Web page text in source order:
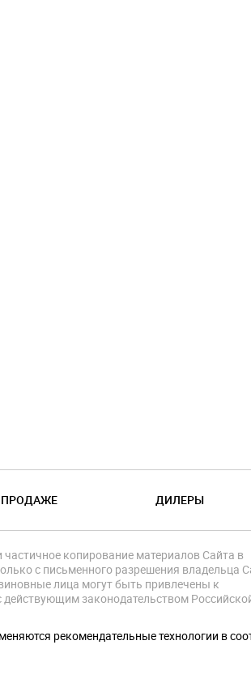
ПРОДАЖЕ ДИЛЕРЫ
копирование материалов Сайта в
с письменного разрешения владельца
лица могут быть привлечены к
действующим законодательством
рекомендательные технологии в